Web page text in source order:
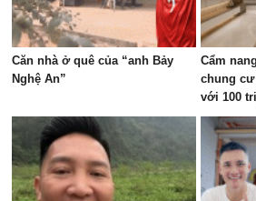
Căn nhà ở quê của “anh Bảy
Nghệ An”
Cẩm
chung
với 100